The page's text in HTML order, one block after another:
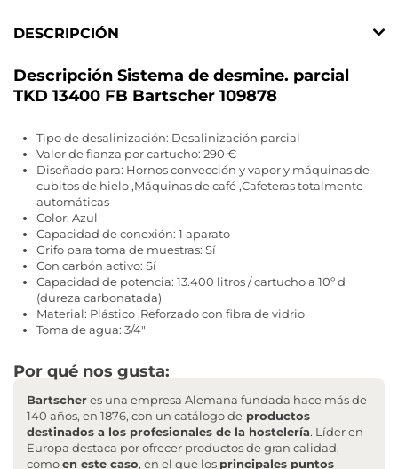
DESCRIPCIÓN
Descripción Sistema de desmine. parcial
TKD 13400 FB Bartscher 109878
Tipo de desalinización: Desalinización parcial
Valor de fianza por cartucho: 290 €
Diseñado para: Hornos convección y vapor y máquinas de
cubitos de hielo ,Máquinas de café ,Cafeteras totalmente
automáticas
Color: Azul
Capacidad de conexión: 1 aparato
Grifo para toma de muestras: Sí
Con carbón activo: Sí
Capacidad de potencia: 13.400 litros / cartucho a 10º d
(dureza carbonatada)
Material: Plástico ,Reforzado con fibra de vidrio
Toma de agua: 3/4"
Por qué nos gusta:
Bartscheres una empresa Alemana fundada hace más de
140 años, en 1876, con un catálogo de productos
destinados a los profesionales de la hostelería. Líder en
Europa destaca por ofrecer productos de gran calidad,
comoen este caso, en el que los principales puntos